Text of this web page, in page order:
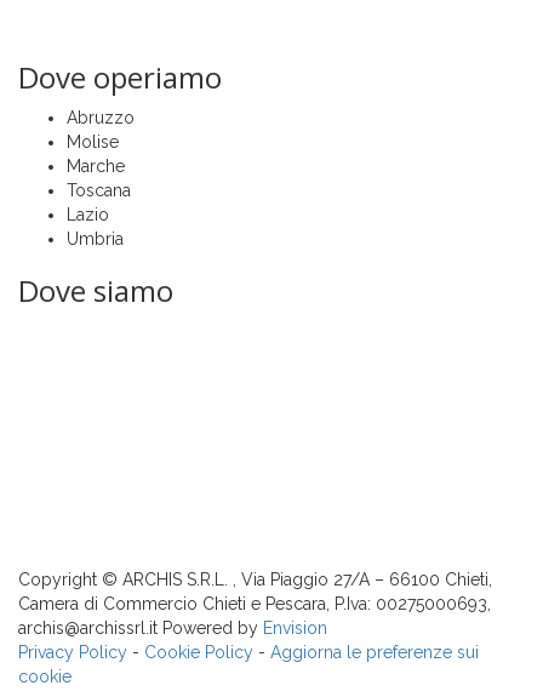
Dove operiamo
Abruzzo
Molise
Marche
Toscana
Lazio
Umbria
Dove siamo
Copyright © ARCHIS S.R.L. , Via Piaggio 27/A – 66100 Chieti,
Camera di Commercio Chieti e Pescara, P.Iva: 00275000693,
archis@archissrl.it Powered by Envision
Privacy Policy - Cookie Policy - Aggiorna le preferenze sui
cookie